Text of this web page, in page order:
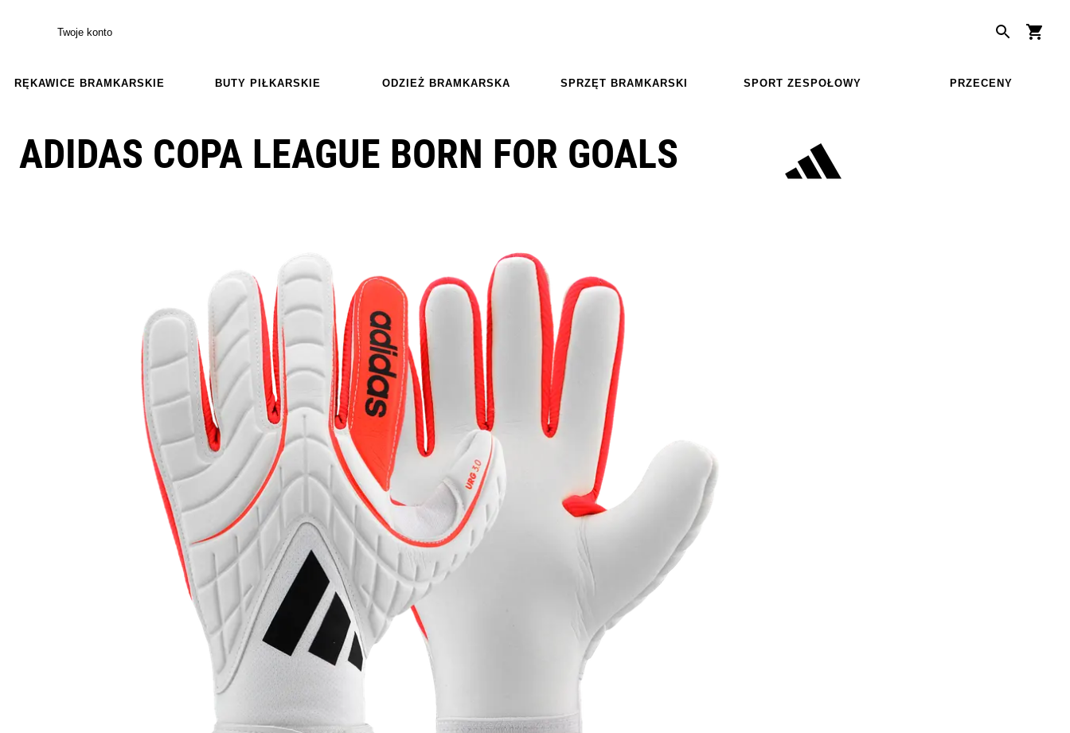
Twoje konto
RĘKAWICE BRAMKARSKIE BUTY PIŁKARSKIE ODZIEŻ BRAMKARSKA SPRZĘT BRAMKARSKI SPORT ZESPOŁOWY PRZECENY
ADIDAS COPA LEAGUE BORN FOR GOALS